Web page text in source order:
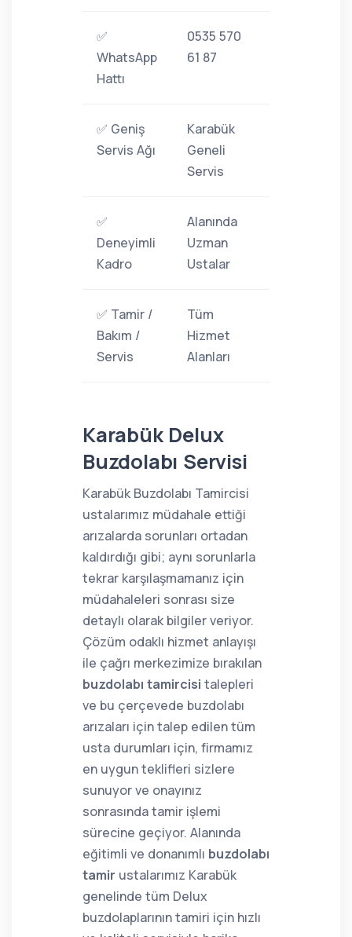
✅
WhatsApp
Hattı
0535 570
61 87
✅ Geniş
Servis Ağı
Karabük
Geneli
Servis
✅
Deneyimli
Kadro
Alanında
Uzman
Ustalar
✅ Tamir /
Bakım /
Servis
Tüm
Hizmet
Alanları
Karabük Delux
Buzdolabı Servisi
Karabük Buzdolabı Tamircisi
ustalarımız müdahale ettiği
arızalarda sorunları ortadan
kaldırdığı gibi; aynı sorunlarla
tekrar karşılaşmamanız için
müdahaleleri sonrası size
detaylı olarak bilgiler veriyor.
Çözüm odaklı hizmet anlayışı
ile çağrı merkezimize bırakılan
buzdolabı tamircisi talepleri
ve bu çerçevede buzdolabı
arızaları için talep edilen tüm
usta durumları için, firmamız
en uygun teklifleri sizlere
sunuyor ve onayınız
sonrasında tamir işlemi
sürecine geçiyor. Alanında
eğitimli ve donanımlı buzdolabı
tamir ustalarımız Karabük
genelinde tüm Delux
buzdolaplarının tamiri için hızlı